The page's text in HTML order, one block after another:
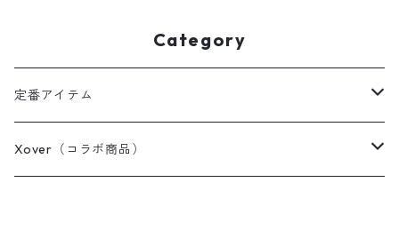
Category
定番アイテム
Tシャツ / カットソー
Xover（コラボ商品）